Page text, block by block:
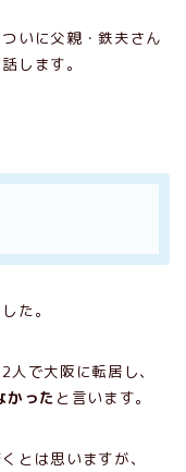
いに父親・鉄夫さん
します。
た。
で大阪に転居し、
かった と言います。
とは思いますが、